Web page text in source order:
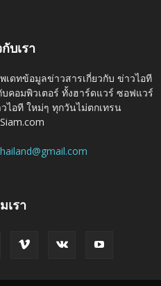
บเรา
เดทข้อมูลข่าวสารเกี่ยวกับ ข่าวไอที
คอมพิวเตอร์ ทั้งฮาร์ดแวร์ ซอฟแวร์
ไอที ใหม่ๆ ทุกวันไม่ตกเทรน
เรา